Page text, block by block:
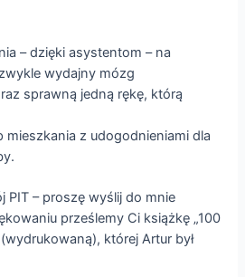
– dzięki asystentom – na
wydajny mózg
sprawną jedną rękę, którą
mieszkania z udogodnieniami dla
PIT – proszę wyślij do mnie
prześlemy Ci książkę „100
której Artur był